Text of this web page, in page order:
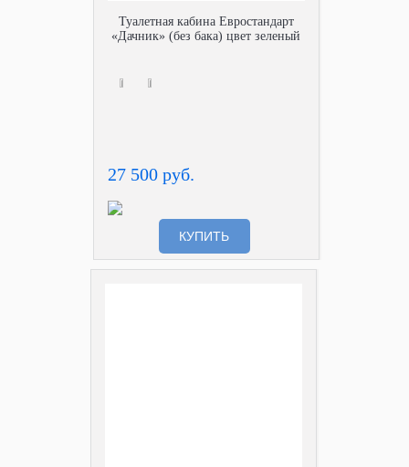
Туалетная кабина Евростандарт
«Дачник» (без бака) цвет зеленый
27 500 руб.
КУПИТЬ